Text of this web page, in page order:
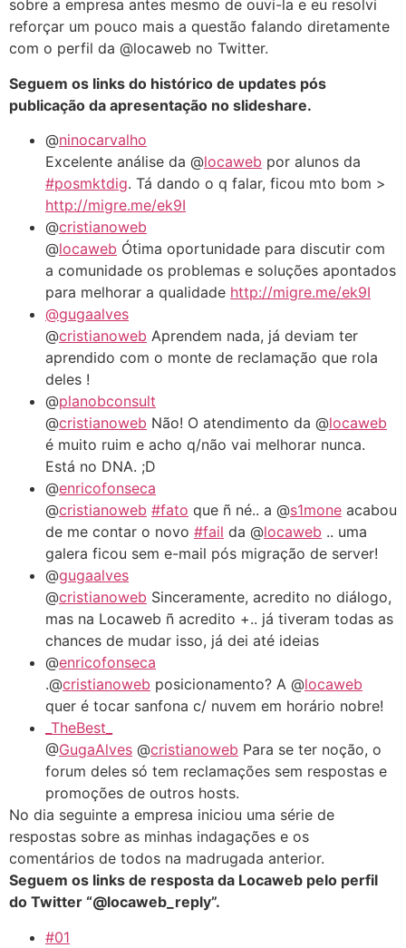
sobre a empresa antes mesmo de ouvi-la e eu resolvi
reforçar um pouco mais a questão falando diretamente
com o perfil da @locaweb no Twitter.
Seguem os links do histórico de updates pós
publicação da apresentação no slideshare.
@ninocarvalho
Excelente análise da @locaweb por alunos da
#posmktdig. Tá dando o q falar, ficou mto bom >
http://migre.me/ek9I
@cristianoweb
@locaweb Ótima oportunidade para discutir com
a comunidade os problemas e soluções apontados
para melhorar a qualidade http://migre.me/ek9I
@gugaalves
@cristianoweb Aprendem nada, já deviam ter
aprendido com o monte de reclamação que rola
deles !
@planobconsult
@cristianoweb Não! O atendimento da @locaweb
é muito ruim e acho q/não vai melhorar nunca.
Está no DNA. ;D
@enricofonseca
@cristianoweb #fato que ñ né.. a @s1mone acabou
de me contar o novo #fail da @locaweb .. uma
galera ficou sem e-mail pós migração de server!
@gugaalves
@cristianoweb Sinceramente, acredito no diálogo,
mas na Locaweb ñ acredito +.. já tiveram todas as
chances de mudar isso, já dei até ideias
@enricofonseca
.@cristianoweb posicionamento? A @locaweb
quer é tocar sanfona c/ nuvem em horário nobre!
_TheBest_
@GugaAlves @cristianoweb Para se ter noção, o
forum deles só tem reclamações sem respostas e
promoções de outros hosts.
No dia seguinte a empresa iniciou uma série de
respostas sobre as minhas indagações e os
comentários de todos na madrugada anterior.
Seguem os links de resposta da Locaweb pelo perfil
do Twitter “@locaweb_reply”.
#01